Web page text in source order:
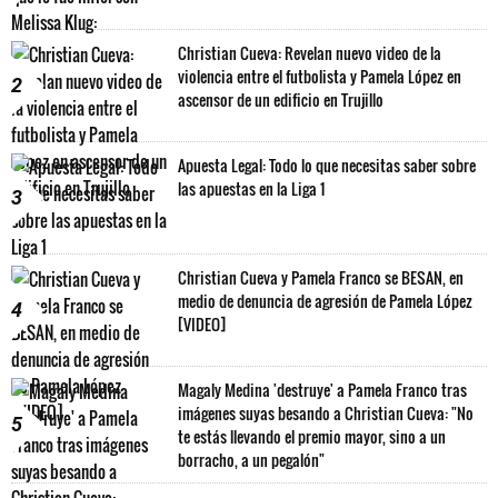
2
Christian Cueva: Revelan nuevo video de la
violencia entre el futbolista y Pamela López en
ascensor de un edificio en Trujillo
3
Apuesta Legal: Todo lo que necesitas saber sobre
las apuestas en la Liga 1
4
Christian Cueva y Pamela Franco se BESAN, en
medio de denuncia de agresión de Pamela López
[VIDEO]
5
Magaly Medina 'destruye' a Pamela Franco tras
imágenes suyas besando a Christian Cueva: "No
te estás llevando el premio mayor, sino a un
borracho, a un pegalón"